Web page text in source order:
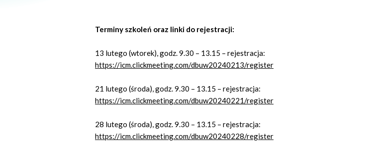
Terminy szkoleń oraz linki do rejestracji:
13 lutego (wtorek), godz. 9.30 – 13.15 – rejestracja:
https://icm.clickmeeting.com/dbuw20240213/register
21 lutego (środa), godz. 9.30 – 13.15 – rejestracja:
https://icm.clickmeeting.com/dbuw20240221/register
28 lutego (środa), godz. 9.30 – 13.15 – rejestracja:
https://icm.clickmeeting.com/dbuw20240228/register